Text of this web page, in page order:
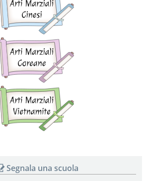
marziali
marziali
marziali
Segnala una scuola